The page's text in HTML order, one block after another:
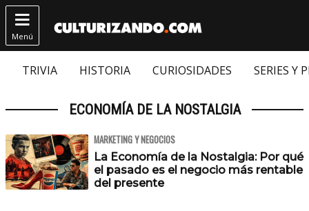

Menú
TRIVIA HISTORIA CURIOSIDADES SERIES Y
ECONOMÍA DE LA NOSTALGIA
MARKETING Y NEGOCIOS
La Economía de la Nostalgia: Por qué
el pasado es el negocio más rentable
del presente